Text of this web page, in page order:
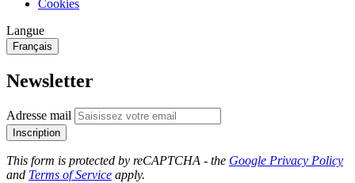
Cookies
Langue
Français
Newsletter
Adresse mail
Inscription
This form is protected by reCAPTCHA - the Google Privacy Policy
and Terms of Service apply.